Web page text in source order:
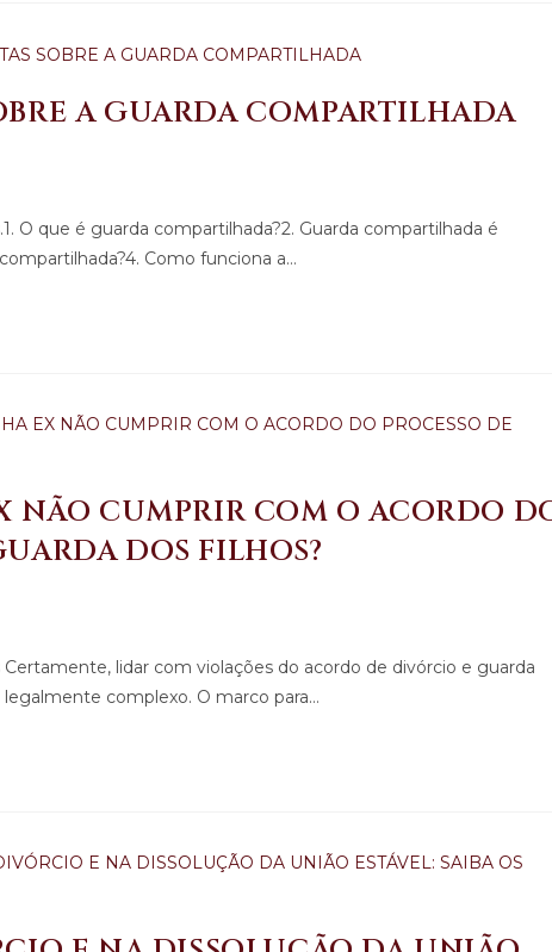
A GUARDA COMPARTILHADA
O que é guarda compartilhada?2. Guarda compartilhada é
Como funciona a…
NÃO CUMPRIR COM O ACORDO
DOS FILHOS?
lidar com violações do acordo de divórcio e guarda
complexo. O marco para…